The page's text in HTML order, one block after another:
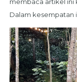
membaca artikel ini
Dalam kesempatan